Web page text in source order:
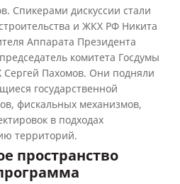
Спикерами дискуссии стали
и ЖКХ РФ Никита
Аппарата Президента
комитета Госдумы
Сергей Пахомов. Они подняли
государственной
фискальных механизмов,
в подходах
территорий.
пространство